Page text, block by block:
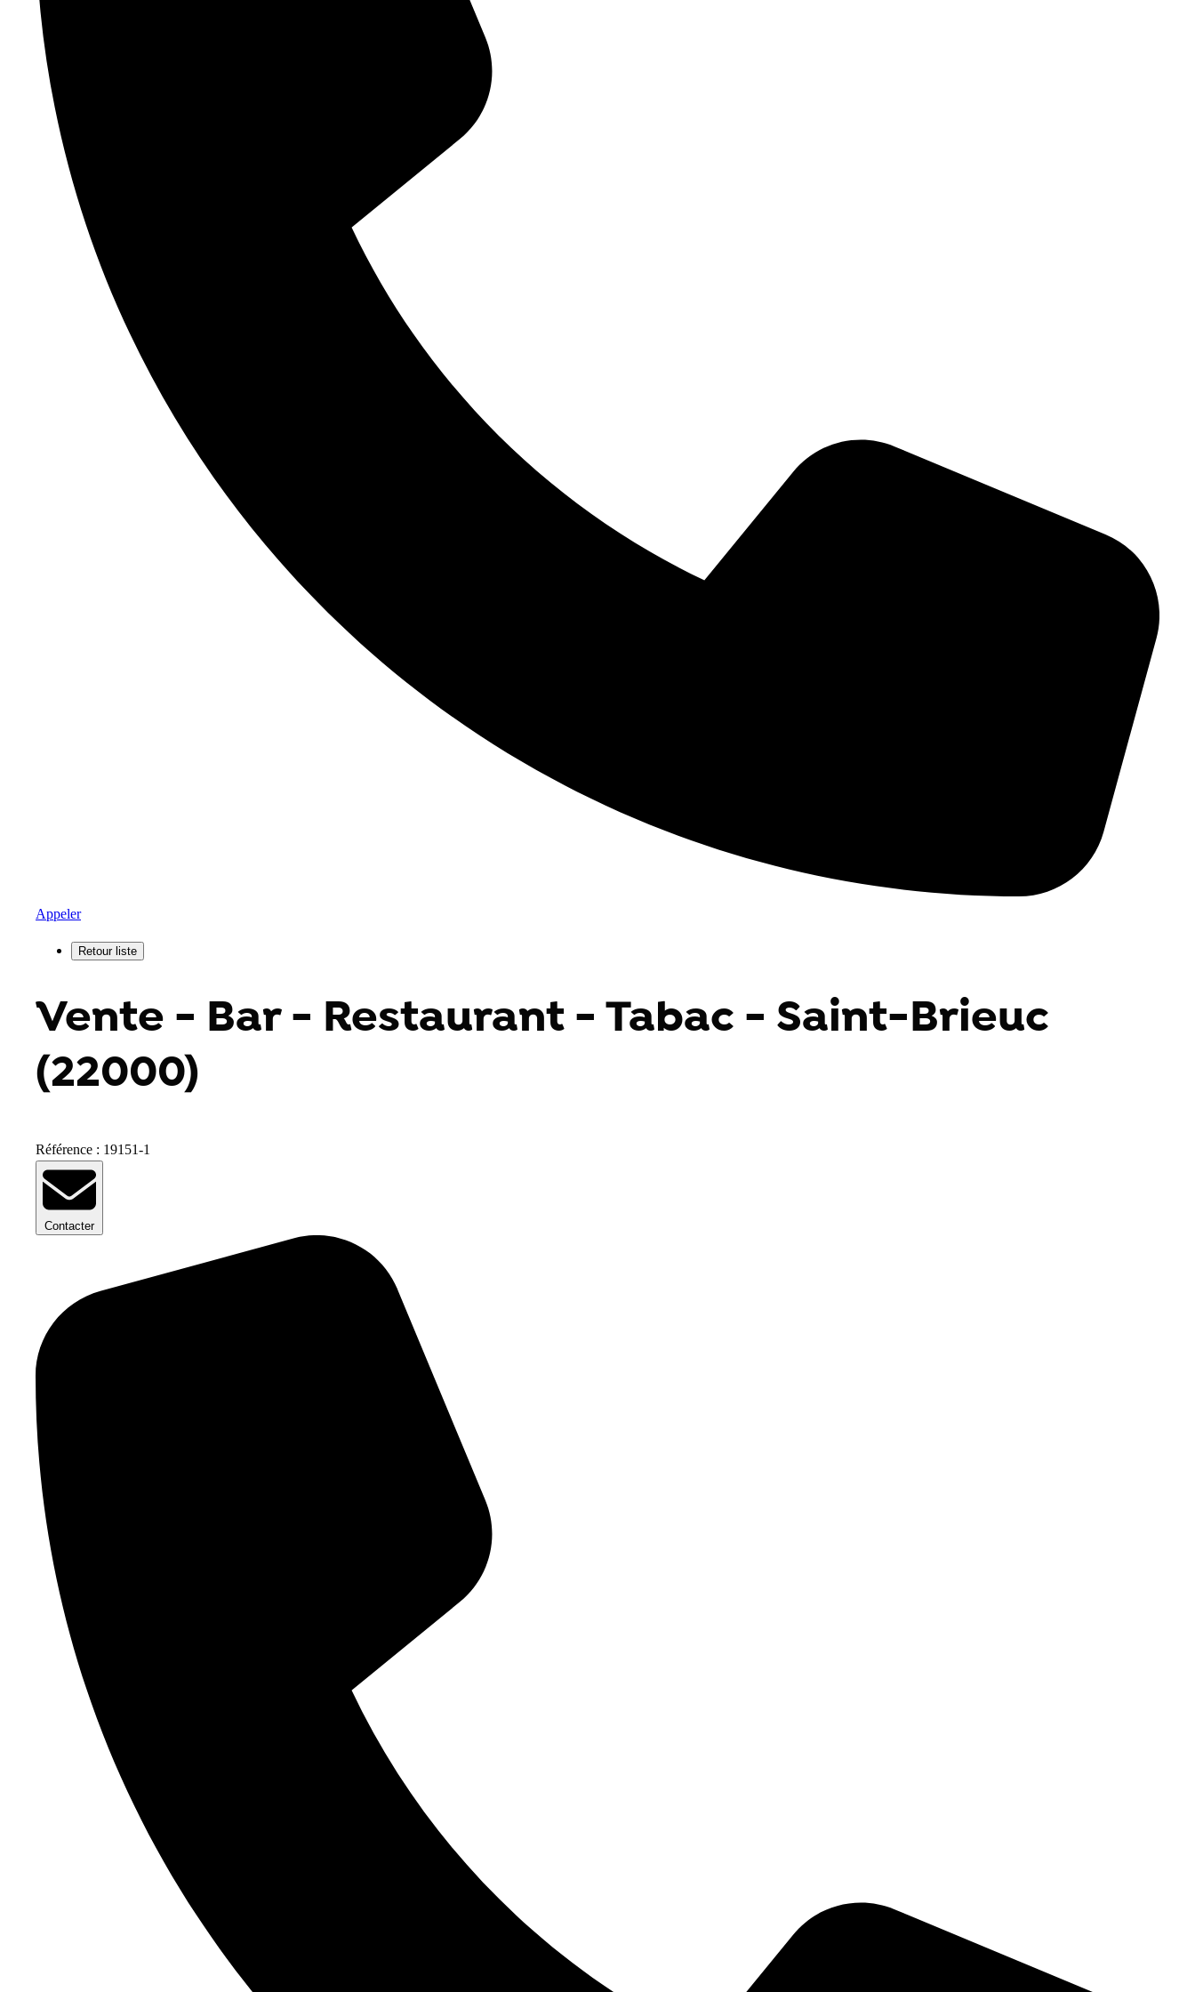
Appeler
Vente - Bar - Restaurant - Tabac - Saint-Brieuc
(22000)
Référence : 19151-1
Contacter